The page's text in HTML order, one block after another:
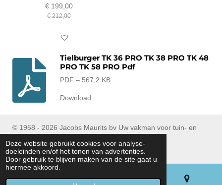
Deze website gebruikt cookies voor analyse-
doeleinden en/of het tonen van advertenties.
Door gebruik te blijven maken van de site gaat u
hiermee akkoord.
€ 199,00
€ 212,00
In winkelwagen
Tielburger TK 36 PRO TK 38 PRO TK 48
PRO TK 58 PRO Pdf
PDF – 567,2 KB
Download
© 1958 - 2026 Jacobs Maurits bv Uw vakman voor tuin- en
Tel : (+32) 053/ 77 90 06